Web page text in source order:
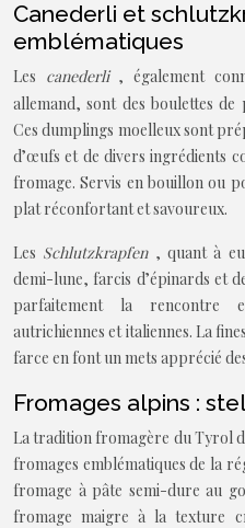
Canederli et
emblématiques
Les canederli , également
allemand, sont des boulettes de
Ces dumplings moelleux sont
d’œufs et de divers ingrédients
fromage. Servis en bouillon ou
plat réconfortant et savoureux.
Les Schlutzkrapfen , quant à
demi-lune, farcis d’épinards et
parfaitement la rencontre
autrichiennes et italiennes. La
farce en font un mets apprécié
Fromages alpins :
La tradition fromagère du Tyrol
fromages emblématiques de la
fromage à pâte semi-dure au
fromage maigre à la texture